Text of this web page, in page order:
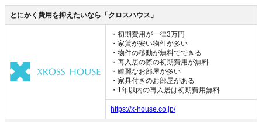
とにかく費用を抑えたいなら「クロスハウス」
・初期費用が一律3万円
・家賃が安い物件が多い
・物件の移動が無料でできる
・再入居の際の初期費用が無料
・綺麗なお部屋が多い
・家具付きのお部屋がある
・1年以内の再入居は初期費用無料
https://x-house.co.jp/